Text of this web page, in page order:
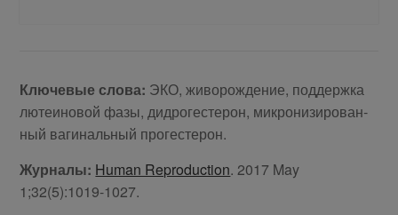
Клю­че­вые сло­ва: ЭКО, жи­во­рож­де­ние, под­держ­ка
лю­те­и­но­вой фа­зы, дид­ро­ге­сте­рон, мик­ро­ни­зи­ро­ван­
ный ва­ги­наль­ный про­ге­стерон.
Журналы: Human Reproduction. 2017 May
1;32(5):1019-1027.